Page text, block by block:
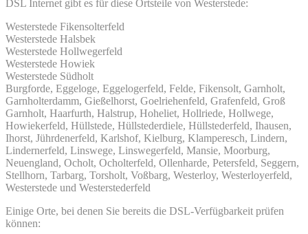
DSL Internet gibt es für diese Ortsteile von Westerstede:
Westerstede Fikensolterfeld
Westerstede Halsbek
Westerstede Hollwegerfeld
Westerstede Howiek
Westerstede Südholt
Burgforde, Eggeloge, Eggelogerfeld, Felde, Fikensolt, Garnholt,
Garnholterdamm, Gießelhorst, Goelriehenfeld, Grafenfeld, Groß
Garnholt, Haarfurth, Halstrup, Hoheliet, Hollriede, Hollwege,
Howiekerfeld, Hüllstede, Hüllstederdiele, Hüllstederfeld, Ihausen,
Ihorst, Jührdenerfeld, Karlshof, Kielburg, Klamperesch, Lindern,
Lindernerfeld, Linswege, Linswegerfeld, Mansie, Moorburg,
Neuengland, Ocholt, Ocholterfeld, Ollenharde, Petersfeld, Seggern,
Stellhorn, Tarbarg, Torsholt, Voßbarg, Westerloy, Westerloyerfeld,
Westerstede und Westerstederfeld
Einige Orte, bei denen Sie bereits die DSL-Verfügbarkeit prüfen
können: